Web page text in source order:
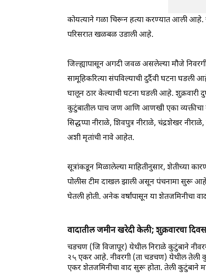
कोयत्याने गळा चिरून हत्या करण्यात आली आहे.
परिसरात खळबळ उडाली आहे.
जिल्ह्यापासून अगदी जवळ असलेल्या मौजे
सामूहिकरित्या संपविल्याची दुर्दैवी घटना घडली
घालून ठार केल्याची घटना घडली आहे. शुक्रवारी
कुटुंबातील पाच जण आणि आणखी एका व्यक्तीचा
सिद्धप्पा नीराळे, शिवपुत्र नीराळे, चंद्रशेखर
अशी मृतांची नावे आहेत.
सूत्रांकडून मिळालेल्या माहितीनुसार, शेतीच्या
पोलीस टीम दाखल झाली असून पंचनामा सुरू
घेतली होती. अनेक वर्षांपासून या शेतजमिनीचा
वादातील जमीन खरेदी केली; शुक्रवारचा
चडचण (जि विजापूर) येथील निराळे कुटुंबाने
२५ एकर आहे. नीवरगी (ता चडचण) येथील तेली
एकर शेतजमिनीचा वाद सुरू होता. तेली कुटुंबाने